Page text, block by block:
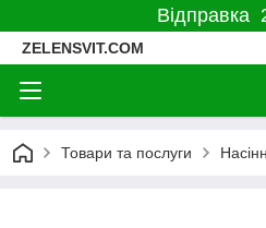
Відправка
ZELENSVIT.COM
Товари та послуги